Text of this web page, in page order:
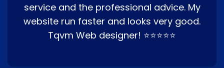
service and the professional advice. My
website run faster and looks very good.
Tqvm Web designer! ⭐⭐⭐⭐⭐